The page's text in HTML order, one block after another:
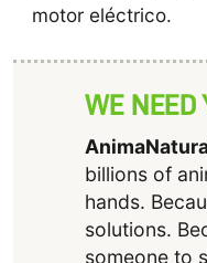
motor eléctrico.
WE NEED
billions of
hands.
solutions.
someone to